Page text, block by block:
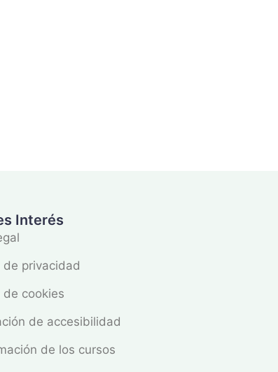
Interés
de privacidad
de cookies
de accesibilidad
de los cursos